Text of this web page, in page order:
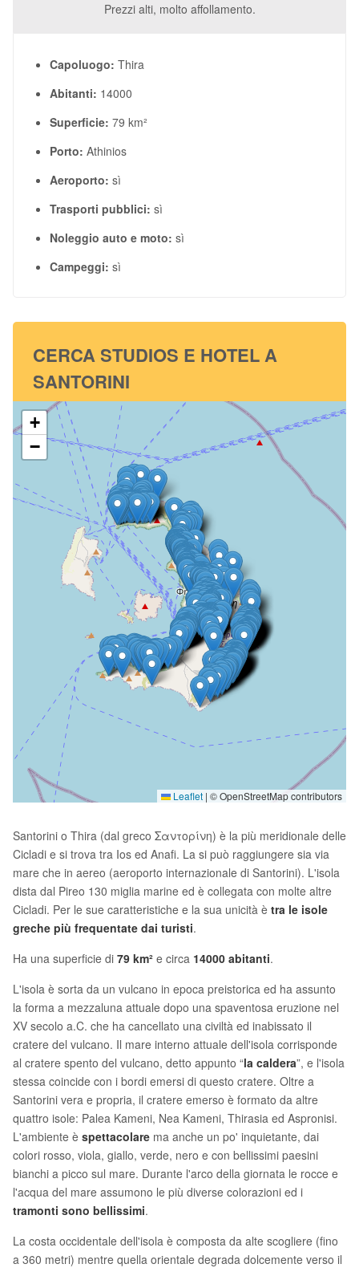
Prezzi alti, molto affollamento.
Capoluogo: Thira
Abitanti: 14000
Superficie: 79 km²
Porto: Athinios
Aeroporto: sì
Trasporti pubblici: sì
Noleggio auto e moto: sì
Campeggi: sì
CERCA STUDIOS E HOTEL A
SANTORINI
+
−
Leaflet | © OpenStreetMap contributors
Santorini o Thira (dal greco Σαντορίνη) è la più meridionale delle
Cicladi e si trova tra Ios ed Anafi. La si può raggiungere sia via
mare che in aereo (aeroporto internazionale di Santorini). L'isola
dista dal Pireo 130 miglia marine ed è collegata con molte altre
Cicladi. Per le sue caratteristiche e la sua unicità è tra le isole
greche più frequentate dai turisti.
Ha una superficie di 79 km² e circa 14000 abitanti.
L'isola è sorta da un vulcano in epoca preistorica ed ha assunto
la forma a mezzaluna attuale dopo una spaventosa eruzione nel
XV secolo a.C. che ha cancellato una civiltà ed inabissato il
cratere del vulcano. Il mare interno attuale dell'isola corrisponde
al cratere spento del vulcano, detto appunto “la caldera”, e l'isola
stessa coincide con i bordi emersi di questo cratere. Oltre a
Santorini vera e propria, il cratere emerso è formato da altre
quattro isole: Palea Kameni, Nea Kameni, Thirasia ed Aspronisi.
L'ambiente è spettacolare ma anche un po' inquietante, dai
colori rosso, viola, giallo, verde, nero e con bellissimi paesini
bianchi a picco sul mare. Durante l'arco della giornata le rocce e
l'acqua del mare assumono le più diverse colorazioni ed i
tramonti sono bellissimi.
La costa occidentale dell'isola è composta da alte scogliere (fino
a 360 metri) mentre quella orientale degrada dolcemente verso il